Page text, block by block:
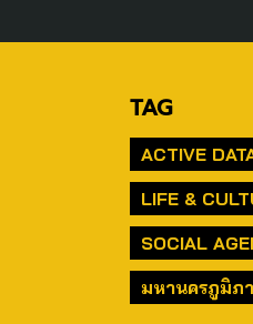
TAG
ACTIVE
LIFE &
SOCIAL
มหานครภูมิภ